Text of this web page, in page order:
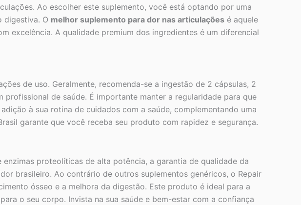
Ao escolher este suplemento, você está optando por uma
digestiva. O melhor suplemento para dor nas articulações é aquele
excelência. A qualidade premium dos ingredientes é um diferencial
de uso. Geralmente, recomenda-se a ingestão de 2 cápsulas, 2
de saúde. É importante manter a regularidade para que
à sua rotina de cuidados com a saúde, complementando uma
garante que você receba seu produto com rapidez e segurança.
proteolíticas de alta potência, a garantia de qualidade da
brasileiro. Ao contrário de outros suplementos genéricos, o Repair
ósseo e a melhora da digestão. Este produto é ideal para a
o seu corpo. Invista na sua saúde e bem-estar com a confiança